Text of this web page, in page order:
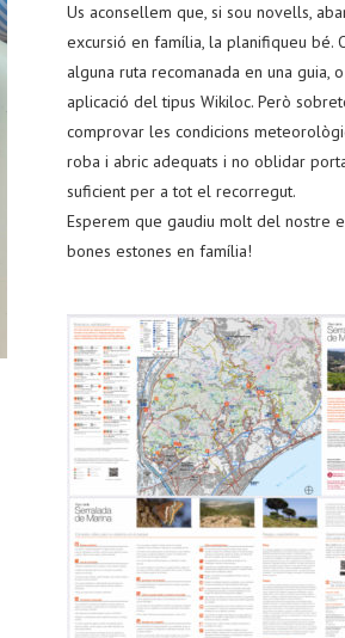
Us aconsellem que, si sou novells,
excursió en família, la planifiqueu bé.
alguna ruta recomanada en una guia,
aplicació del tipus Wikiloc. Però
comprovar les condicions
roba i abric adequats i no oblidar
suficient per a tot el recorregut.
Esperem que gaudiu molt del nostre
bones estones en família!